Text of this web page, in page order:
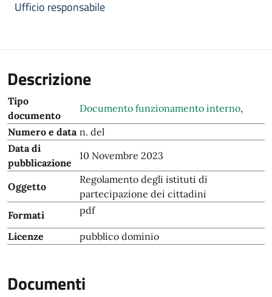
Ufficio responsabile
Descrizione
Tipo
documento
Documento funzionamento interno,
Numero e data n. del
Data di
pubblicazione
10 Novembre 2023
Oggetto
Regolamento degli istituti di
partecipazione dei cittadini
Formati
pdf
Licenze pubblico dominio
Documenti